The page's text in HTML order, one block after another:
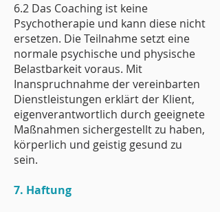
6.2 Das Coaching ist keine
Psychotherapie und kann diese nicht
ersetzen. Die Teilnahme setzt eine
normale psychische und physische
Belastbarkeit voraus. Mit
Inanspruchnahme der vereinbarten
Dienstleistungen erklärt der Klient,
eigenverantwortlich durch geeignete
Maßnahmen sichergestellt zu haben,
körperlich und geistig gesund zu
sein.
7. Haftung